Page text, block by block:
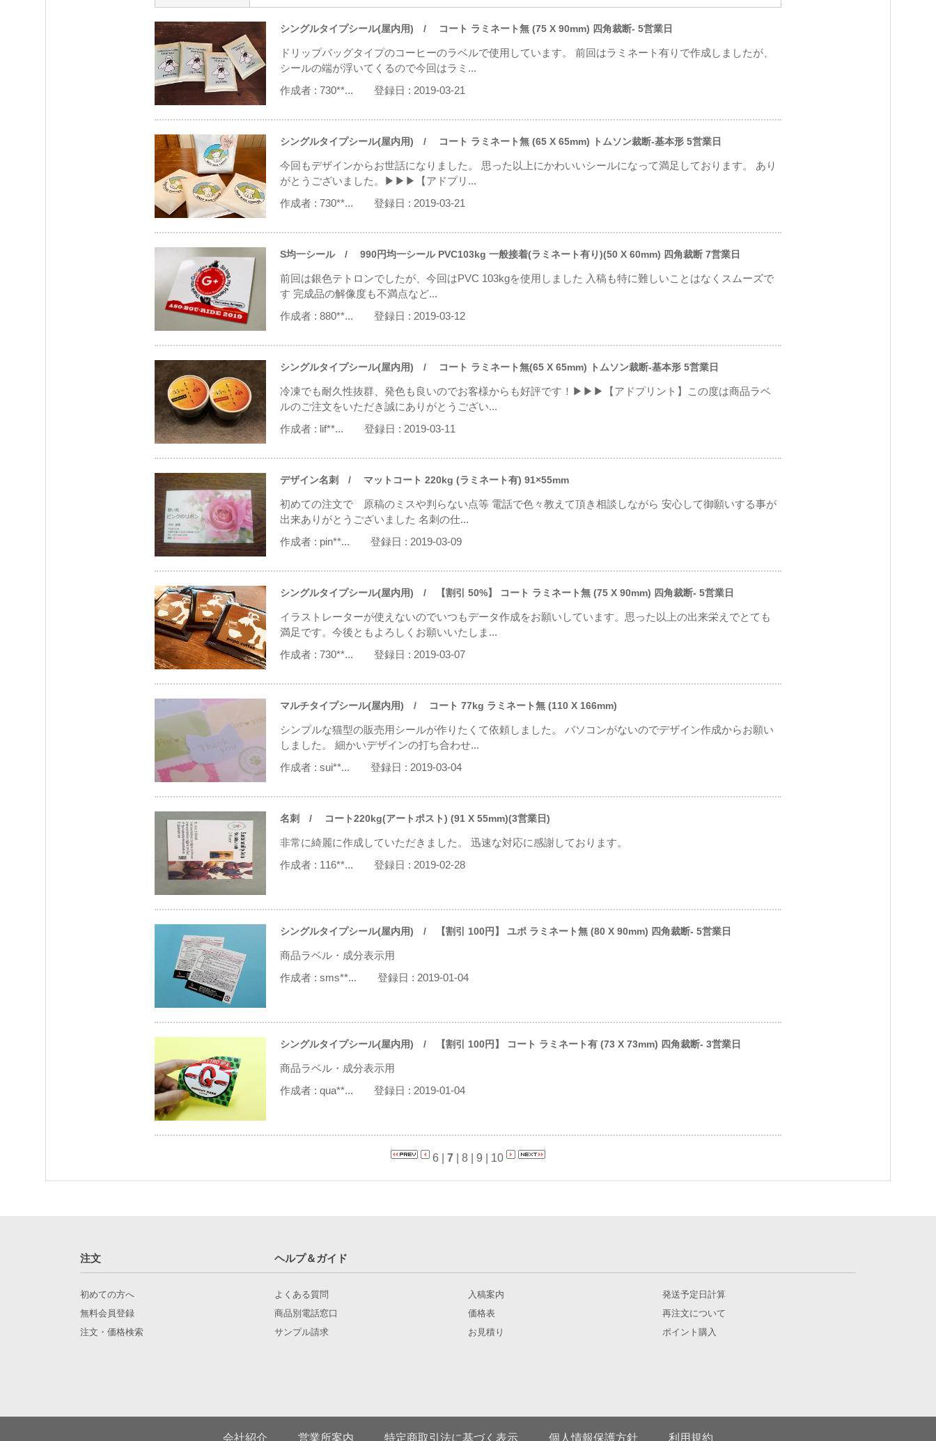
シングルタイプシール(屋内用) / コート ラミネート無 (75 X 90mm) 四角裁断- 5営業日
ドリップバッグタイプのコーヒーのラベルで使用しています。 前回はラミネート有りで作成しましたが、
シールの端が浮いてくるので今回はラミ...
作成者 : 730**... 登録日 : 2019-03-21
シングルタイプシール(屋内用) / コート ラミネート無 (65 X 65mm) トムソン裁断-基本形 5営業日
今回もデザインからお世話になりました。 思った以上にかわいいシールになって満足しております。 あり
がとうございました。▶▶▶【アドプリ...
作成者 : 730**... 登録日 : 2019-03-21
S均一シール/ 990円均一シール PVC103kg 一般接着(ラミネート有り)(50 X 60mm) 四角裁断 7営業日
前回は銀色テトロンでしたが、今回はPVC 103kgを使用しました 入稿も特に難しいことはなくスムーズで
す 完成品の解像度も不満点など...
作成者 : 880**... 登録日 : 2019-03-12
シングルタイプシール(屋内用) / コート ラミネート無(65 X 65mm) トムソン裁断-基本形 5営業日
冷凍でも耐久性抜群、発色も良いのでお客様からも好評です！▶▶▶【アドプリント】この度は商品ラベ
ルのご注文をいただき誠にありがとうござい...
作成者 : lif**... 登録日 : 2019-03-11
デザイン名刺 / マットコート 220kg (ラミネート有) 91×55mm
初めての注文で 原稿のミスや判らない点等 電話で色々教えて頂き相談しながら 安心して御願いする事が
出来ありがとうございました 名刺の仕...
作成者 : pin**... 登録日 : 2019-03-09
シングルタイプシール(屋内用) / 【割引 50%】 コート ラミネート無 (75 X 90mm) 四角裁断- 5営業日
イラストレーターが使えないのでいつもデータ作成をお願いしています。思った以上の出来栄えでとても
満足です。今後ともよろしくお願いいたしま...
作成者 : 730**... 登録日 : 2019-03-07
マルチタイプシール(屋内用) / コート 77kg ラミネート無 (110 X 166mm)
シンプルな猫型の販売用シールが作りたくて依頼しました。 パソコンがないのでデザイン作成からお願い
しました。 細かいデザインの打ち合わせ...
作成者 : sui**... 登録日 : 2019-03-04
名刺 / コート220kg(アートポスト) (91 X 55mm)(3営業日)
非常に綺麗に作成していただきました。 迅速な対応に感謝しております。
作成者 : 116**... 登録日 : 2019-02-28
シングルタイプシール(屋内用) / 【割引 100円】 ユポ ラミネート無 (80 X 90mm) 四角裁断- 5営業日
商品ラベル・成分表示用
作成者 : sms**... 登録日 : 2019-01-04
シングルタイプシール(屋内用) / 【割引 100円】 コート ラミネート有 (73 X 73mm) 四角裁断- 3営業日
商品ラベル・成分表示用
作成者 : qua**... 登録日 : 2019-01-04
6 7 8 9 10
注文 ヘルプ＆ガイド
初めての方へ
無料会員登録
注文・価格検索
よくある質問
商品別電話窓口
サンプル請求
入稿案内
価格表
お見積り
発送予定日計算
再注文について
ポイント購入
会社紹介 営業所案内 特定商取引法に基づく表示 個人情報保護方針 利用規約